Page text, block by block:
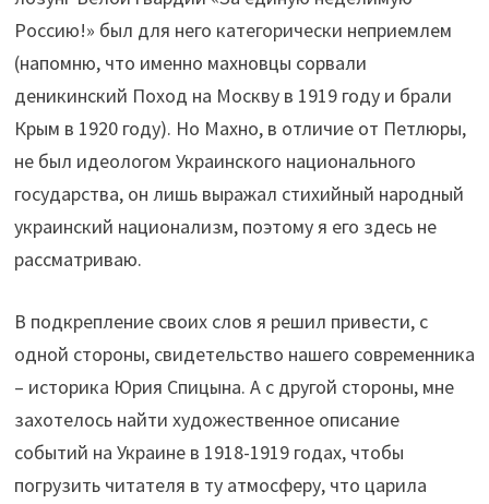
Россию!» был для него категорически неприемлем
(напомню, что именно махновцы сорвали
деникинский Поход на Москву в 1919 году и брали
Крым в 1920 году). Но Махно, в отличие от Петлюры,
не был идеологом Украинского национального
государства, он лишь выражал стихийный народный
украинский национализм, поэтому я его здесь не
рассматриваю.
В подкрепление своих слов я решил привести, с
одной стороны, свидетельство нашего современника
– историка Юрия Спицына. А с другой стороны, мне
захотелось найти художественное описание
событий на Украине в 1918-1919 годах, чтобы
погрузить читателя в ту атмосферу, что царила